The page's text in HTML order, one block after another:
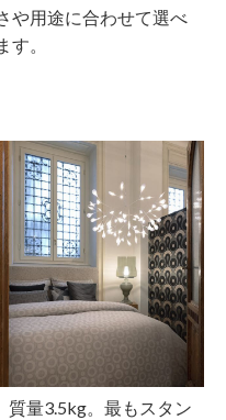
や用途に合わせて選べ
。
量3.5kg。最もスタン